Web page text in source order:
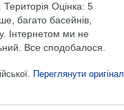
Оцінка: 5
багато басейнів,
Інтернетом ми не
Все сподобалося.
Переглянути оригінал